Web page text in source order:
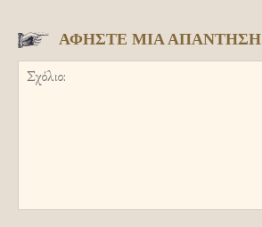
ΑΦΗΣΤΕ ΜΙΑ ΑΠΑΝΤΗΣΗ